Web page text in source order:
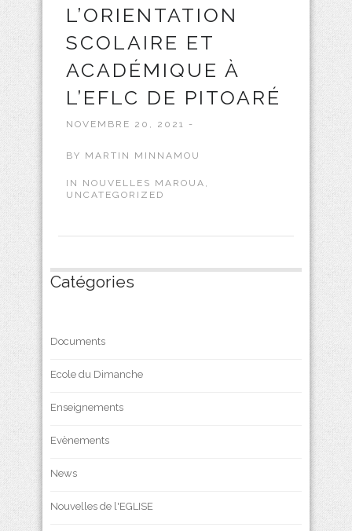
L’ORIENTATION
SCOLAIRE ET
ACADÉMIQUE À
L’EFLC DE PITOARÉ
NOVEMBRE 20, 2021 -
BY MARTIN MINNAMOU
IN NOUVELLES MAROUA ,
UNCATEGORIZED
Catégories
Documents
Ecole du Dimanche
Enseignements
Evènements
News
Nouvelles de l'EGLISE